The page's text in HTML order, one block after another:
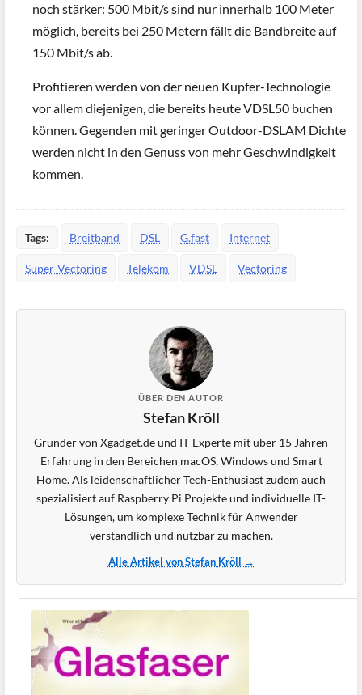
noch stärker: 500 Mbit/s sind nur innerhalb 100 Meter
möglich, bereits bei 250 Metern fällt die Bandbreite auf
150 Mbit/s ab.
Profitieren werden von der neuen Kupfer-Technologie
vor allem diejenigen, die bereits heute VDSL50 buchen
können. Gegenden mit geringer Outdoor-DSLAM Dichte
werden nicht in den Genuss von mehr Geschwindigkeit
kommen.
Tags: Breitband DSL G.fast Internet
Super-Vectoring Telekom VDSL Vectoring
ÜBER DEN AUTOR
Stefan Kröll
Gründer von Xgadget.de und IT-Experte mit über 15 Jahren
Erfahrung in den Bereichen macOS, Windows und Smart
Home. Als leidenschaftlicher Tech-Enthusiast zudem auch
spezialisiert auf Raspberry Pi Projekte und individuelle IT-
Lösungen, um komplexe Technik für Anwender
verständlich und nutzbar zu machen.
Alle Artikel von Stefan Kröll →